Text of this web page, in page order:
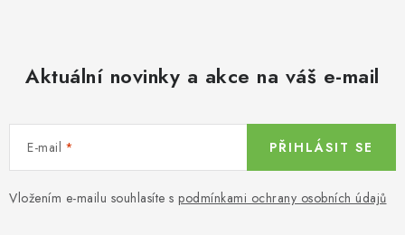
Aktuální novinky a akce na váš e-mail
E-mail
Vložením e-mailu souhlasíte s podmínkami ochrany osobních údajů
PŘIHLÁSIT SE